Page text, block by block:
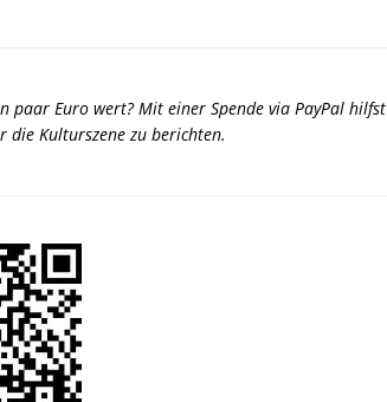
paar Euro wert? Mit einer Spende via PayPal hilfst
Kulturszene zu berichten.